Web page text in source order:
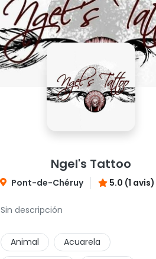
Ngel's Tattoo
Pont-de-Chéruy 5.0 (1 avis)
Sin descripción
Animal
Acuarela